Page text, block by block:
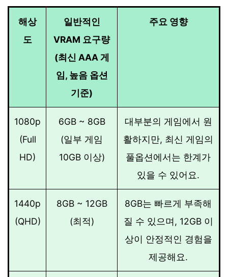
해상
도
일반적인
VRAM 요구량
(최신 AAA 게
임, 높음 옵션
기준)
주요 영향
1080p
(Full
HD)
6GB ~ 8GB
(일부 게임
10GB 이상)
대부분의 게임에서 원
활하지만, 최신 게임의
풀옵션에서는 한계가
있을 수 있어요.
1440p
(QHD)
8GB ~ 12GB
(최적)
8GB는 빠르게 부족해
질 수 있으며, 12GB 이
상이 안정적인 경험을
제공해요.